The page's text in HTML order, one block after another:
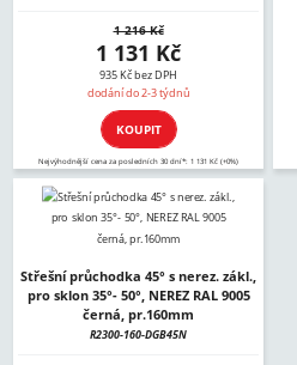
1 216 Kč
1 131 Kč
935 Kč bez DPH
dodání do 2-3 týdnů
KOUPIT
Nejvýhodnější cena za posledních 30 dní*: 1 131 Kč (+0%)
Střešní průchodka 45° s nerez. zákl.,
pro sklon 35°- 50°, NEREZ RAL 9005
černá, pr.160mm
R2300-160-DGB45N